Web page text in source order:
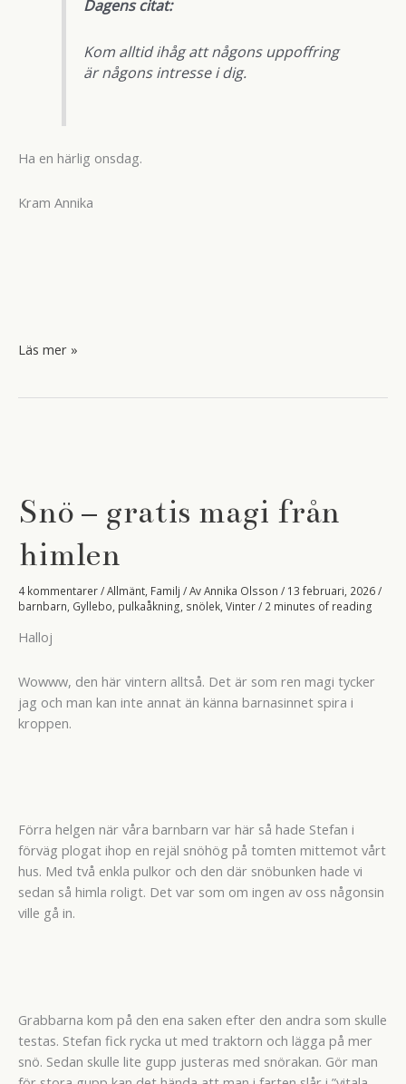
Dagens citat:
Kom alltid ihåg att någons uppoffring
är någons intresse i dig.
Ha en härlig onsdag.
Kram Annika
Vitsippor
Läs mer »
Snö – gratis magi från
himlen
4 kommentarer/Allmänt Familj / AvAnnika Olsson / 13 februari, 2026/
barnbarn Gyllebo pulkaåkning snölek Vinter/ 2 minutes of reading
Halloj
Wowww, den här vintern alltså. Det är som ren magi tycker
jag och man kan inte annat än känna barnasinnet spira i
kroppen.
Förra helgen när våra barnbarn var här så hade Stefan i
förväg plogat ihop en rejäl snöhög på tomten mittemot vårt
hus. Med två enkla pulkor och den där snöbunken hade vi
sedan så himla roligt. Det var som om ingen av oss någonsin
ville gå in.
Grabbarna kom på den ena saken efter den andra som skulle
testas. Stefan fick rycka ut med traktorn och lägga på mer
snö. Sedan skulle lite gupp justeras med snörakan. Gör man